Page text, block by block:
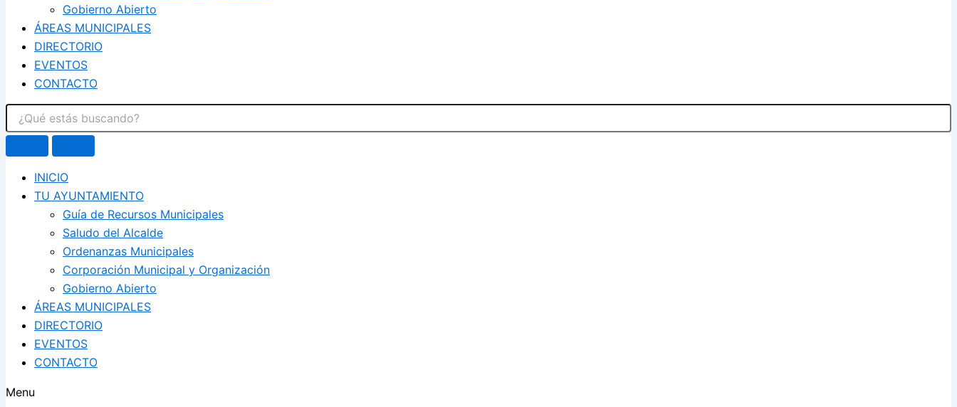
Gobierno Abierto
ÁREAS MUNICIPALES
DIRECTORIO
EVENTOS
CONTACTO
INICIO
TU AYUNTAMIENTO
Guía de Recursos Municipales
Saludo del Alcalde
Ordenanzas Municipales
Corporación Municipal y Organización
Gobierno Abierto
ÁREAS MUNICIPALES
DIRECTORIO
EVENTOS
CONTACTO
Menu